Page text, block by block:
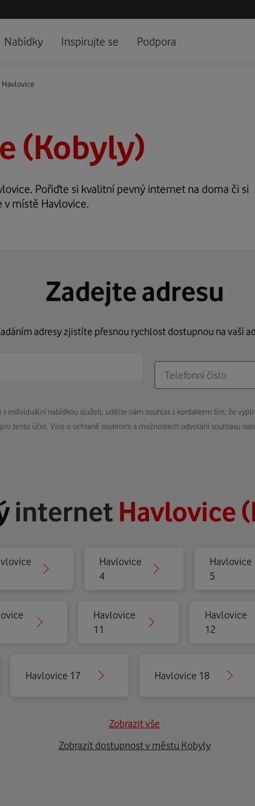
Nabídky Inspirujte se Podpora
Havlovice
(Kobyly)
Pořiďte si kvalitní pevný internet na doma či si
místě Havlovice.
Zadejte adresu
adresy zjistíte přesnou rychlost dostupnou na vaší
s individuální nabídkou služeb, udělte nám souhlas s kontaktem tím, že
tento účel. Více o ochraně soukromí a možnostech odvolání souhlasu
internet Havlovice
Havlovice
4
Havlovice
5
Havlovice
11
Havlovice
12
Havlovice 17 Havlovice 18
Zobrazit vše
Zobrazit dostupnost v městu Kobyly